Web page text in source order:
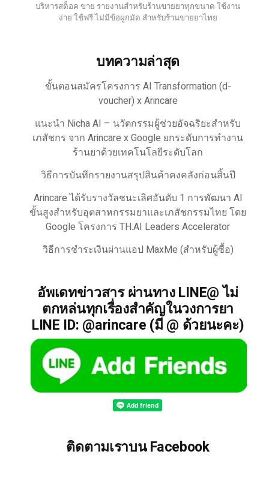
บริหารสต็อค ขาย รายงานสำหรับร้านขายยาทุกขนาด ใช้งาน
ง่าย ใช้ฟรี ไม่มีข้อผูกมัด สำหรับร้านขายยาไทย
บทความล่าสุด
ขั้นตอนสมัครโครงการ AI Transformation (d-
voucher) x Arincare
แนะนำ Nicha AI – นวัตกรรมผู้ช่วยอัจฉริยะสำหรับ
เภสัชกร จาก Arincare x Google ยกระดับการทำงาน
ร้านยาด้วยเทคโนโลยีระดับโลก
วิธีการบันทึกรายงานสรุปสินค้าคงคลังก่อนสิ้นปี
Arincare ได้รับรางวัลชนะเลิศอันดับ 1 การพัฒนา AI
ขั้นสูงสำหรับอุตสาหกรรมยาและเภสัชกรรมไทย โดย
Google โครงการ TH.AI Leaders Accelerator
วิธีการชำระเงินผ่านแอป MaxMe (สำหรับผู้ซื้อ)
อัพเดทข่าวสาร ผ่านทาง LINE@ ไม่
ตกหล่นทุกเรื่องสำคัญในวงการยา
LINE ID: @arincare (มี @ ด้วยนะคะ)
ติดตามเราบน Facebook